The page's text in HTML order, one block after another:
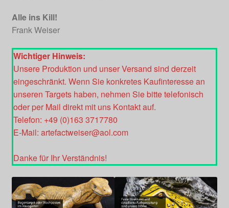
Alle ins Kill!
Frank Weiser
Wichtiger Hinweis:
Unsere Produktion und unser Versand sind derzeit
eingeschränkt. Wenn Sie konkretes Kaufinteresse an
unseren Targets haben, nehmen Sie bitte telefonisch
oder per Mail direkt mit uns Kontakt auf.
Telefon: +49 (0)163 3717780
E-Mail: artefactweiser@aol.com
Danke für Ihr Verständnis!